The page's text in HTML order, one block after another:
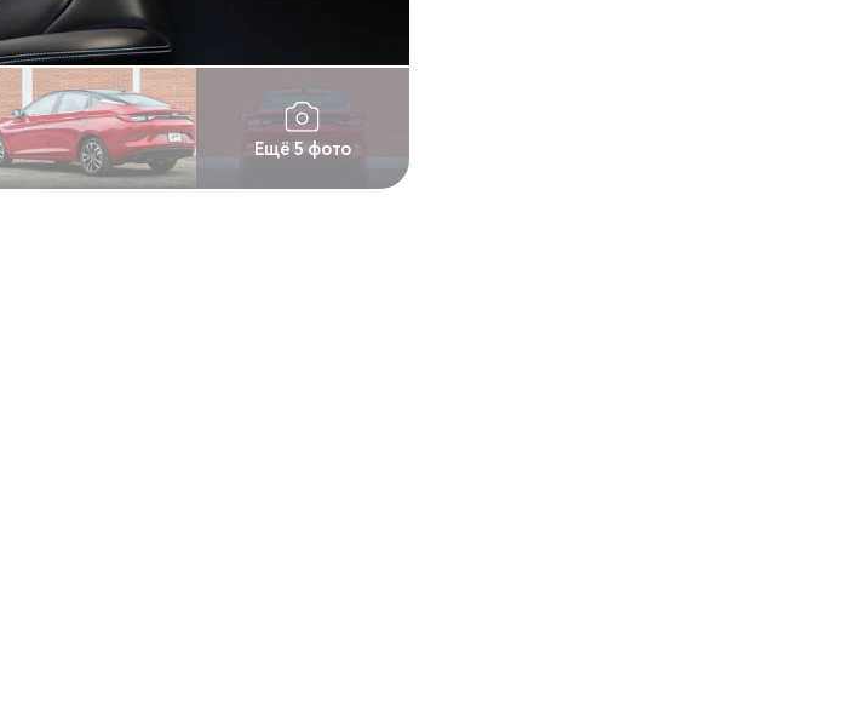
Ещё 5 фото